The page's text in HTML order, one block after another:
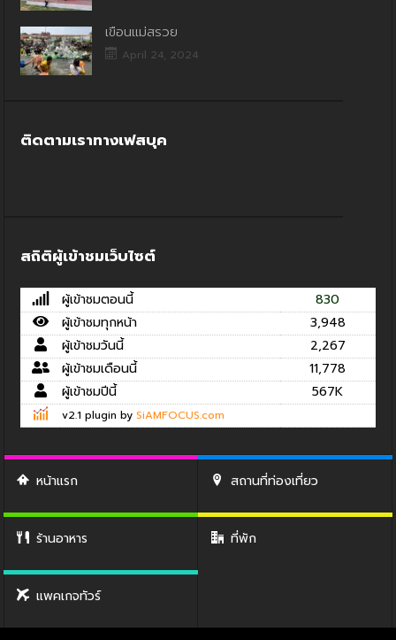
เขื่อนแม่สรวย
April 24, 2024
ติดตามเราทางเฟสบุค
สถิติผู้เข้าชมเว็บไซต์
ผู้เข้าชมตอนนี้
830
ผู้เข้าชมทุกหน้า
3,948
ผู้เข้าชมวันนี้
2,267
ผู้เข้าชมเดือนนี้
11,778
ผู้เข้าชมปีนี้
567K
v2.1 plugin by SiAMFOCUS.com
หน้าแรก สถานที่ท่องเที่ยว
ร้านอาหาร ที่พัก
แพคเกจทัวร์